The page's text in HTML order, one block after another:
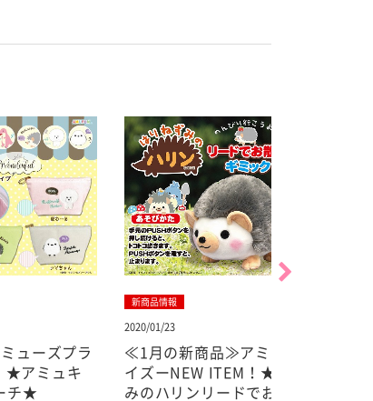
≪1月の新商品≫アミューズプラ
イズーNEW ITEM！★はりねず
みのハリンリードでお散歩ギミ